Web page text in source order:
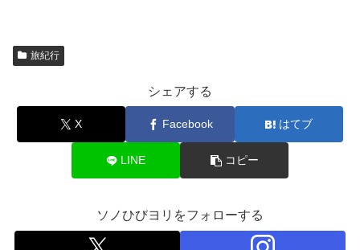
旅紀行
シェアする
X Facebook はてブ
LINE コピー
ソノひびヨリをフォローする